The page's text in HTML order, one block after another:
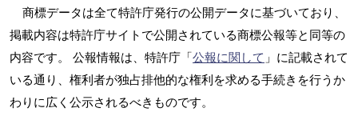
商標データは全て特許庁発行の公開データに基づいており、
掲載内容は特許庁サイトで公開されている商標公報等と同等の
内容です。 公報情報は、特許庁「公報に関して 」に記載されて
いる通り、権利者が独占排他的な権利を求める手続きを行うか
わりに広く公示されるべきものです。